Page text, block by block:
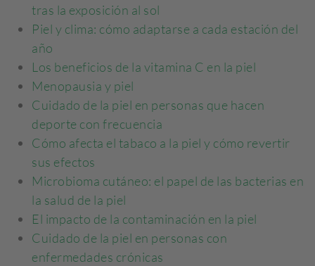
tras la exposición al sol
Piel y clima: cómo adaptarse a cada estación del
año
Los beneficios de la vitamina C en la piel
Menopausia y piel
Cuidado de la piel en personas que hacen
deporte con frecuencia
Cómo afecta el tabaco a la piel y cómo revertir
sus efectos
Microbioma cutáneo: el papel de las bacterias en
la salud de la piel
El impacto de la contaminación en la piel
Cuidado de la piel en personas con
enfermedades crónicas